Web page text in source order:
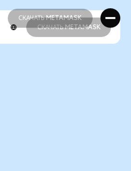
СКАЧАТЬ METAMASK
СКАЧАТЬ METAMASK
СКАЧАТЬ METAMASK